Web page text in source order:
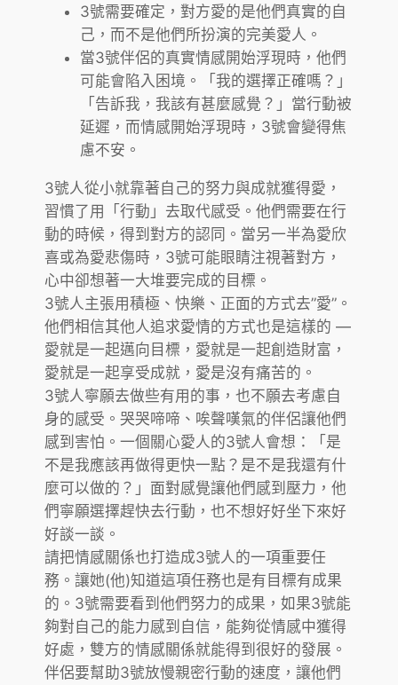
3號需要確定，對方愛的是他們真實的自
己，而不是他們所扮演的完美愛人。
當3號伴侶的真實情感開始浮現時，他們
可能會陷入困境。「我的選擇正確嗎？」
「告訴我，我該有甚麼感覺？」當行動被
延遲，而情感開始浮現時，3號會變得焦
慮不安。
3號人從小就靠著自己的努力與成就獲得愛，
習慣了用「行動」去取代感受。他們需要在行
動的時候，得到對方的認同。當另一半為愛欣
喜或為愛悲傷時，3號可能眼睛注視著對方，
心中卻想著一大堆要完成的目標。
3號人主張用積極、快樂、正面的方式去”愛”。
他們相信其他人追求愛情的方式也是這樣的 —
愛就是一起邁向目標，愛就是一起創造財富，
愛就是一起享受成就，愛是沒有痛苦的。
3號人寧願去做些有用的事，也不願去考慮自
身的感受。哭哭啼啼、唉聲嘆氣的伴侶讓他們
感到害怕。一個關心愛人的3號人會想：「是
不是我應該再做得更快一點？是不是我還有什
麼可以做的？」面對感覺讓他們感到壓力，他
們寧願選擇趕快去行動，也不想好好坐下來好
好談一談。
請把情感關係也打造成3號人的一項重要任
務。讓她(他)知道這項任務也是有目標有成果
的。3號需要看到他們努力的成果，如果3號能
夠對自己的能力感到自信，能夠從情感中獲得
好處，雙方的情感關係就能得到很好的發展。
伴侶要幫助3號放慢親密行動的速度，讓他們